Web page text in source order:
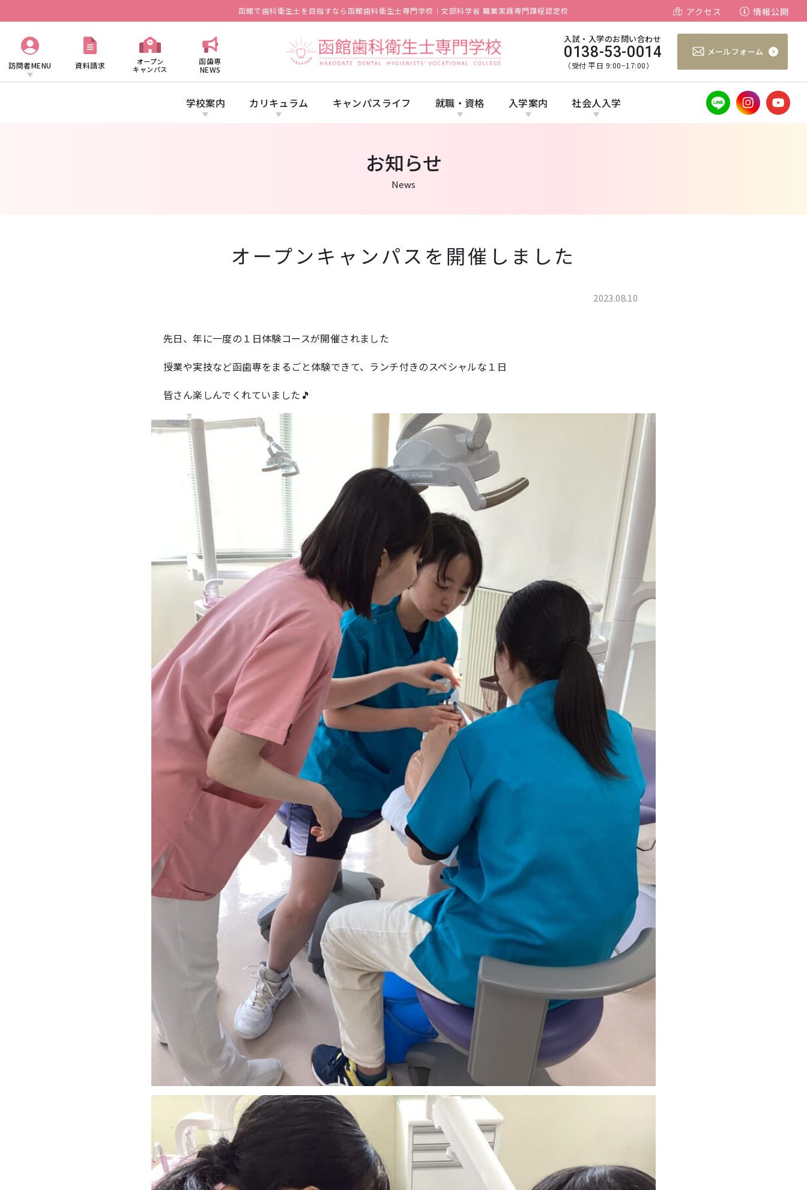
函館で歯科衛生士を目指すなら函館歯科衛生士専門学校｜文部科学省 職業実践専門課程認定校 アクセス 情報公開
訪問者MENU 資料請求
オープン
キャンパス
函歯専
NEWS
入試・入学のお問い合わせ
0138-53-0014
（受付 平日 9:00−17:00）
メールフォーム
学校案内 カリキュラム キャンパスライフ 就職・資格 入学案内 社会人入学
お知らせ
News
オープンキャンパスを開催しました
2023.08.10
先日、年に一度の１日体験コースが開催されました
授業や実技など函歯専をまるごと体験できて、ランチ付きのスペシャルな１日
皆さん楽しんでくれていました🎵